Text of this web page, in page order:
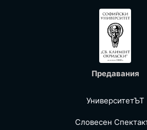
Предавания
УниверситетЪТ
Словесен